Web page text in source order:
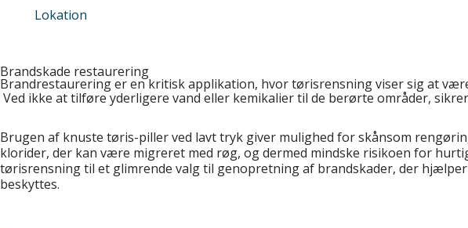
Lokation
Brandskade restaurering
Brandrestaurering er en kritisk applikation, hvor tørisrensning viser sig at
Ved ikke at tilføre yderligere vand eller kemikalier til de berørte områder,
Brugen af knuste tøris-piller ved lavt tryk giver mulighed for skånsom
klorider, der kan være migreret med røg, og dermed mindske risikoen for
tørisrensning til et glimrende valg til genopretning af brandskader, der
beskyttes.